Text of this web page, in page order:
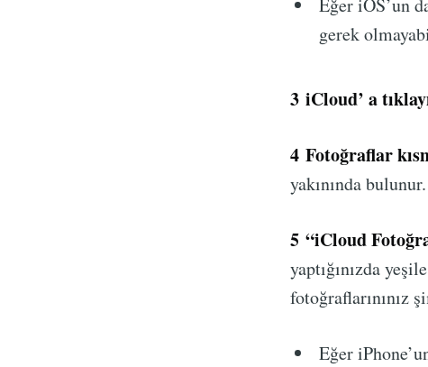
Eğer iOS’un
gerek
3 iCloud’ a
4 Fotoğraflar
yakınında bulunur.
5 “iCloud
yaptığınızda
fotoğraflarınınız
Eğer